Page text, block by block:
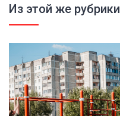
Из этой же рубрики